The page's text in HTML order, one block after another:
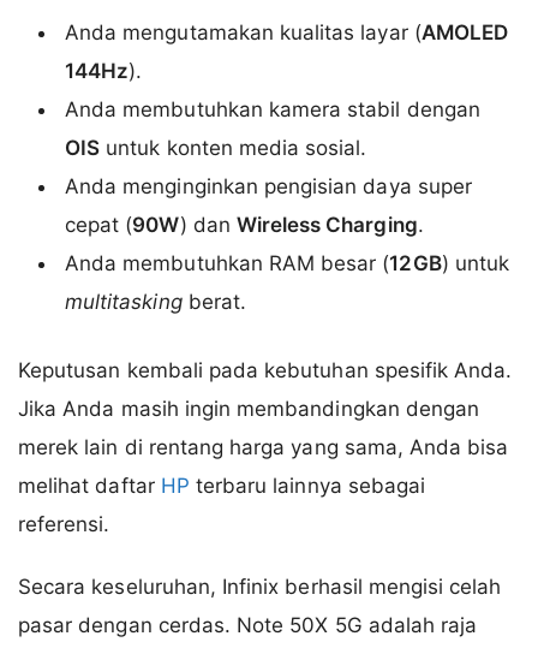
Anda mengutamakan kualitas layar (AMOLED
144Hz).
Anda membutuhkan kamera stabil dengan
OIS untuk konten media sosial.
Anda menginginkan pengisian daya super
cepat (90W) dan Wireless Charging.
Anda membutuhkan RAM besar (12GB) untuk
multitaskingberat.
Keputusan kembali pada kebutuhan spesifik Anda.
Jika Anda masih ingin membandingkan dengan
merek lain di rentang harga yang sama, Anda bisa
melihat daftar HP terbaru lainnya sebagai
referensi.
Secara keseluruhan, Infinix berhasil mengisi celah
pasar dengan cerdas. Note 50X 5G adalah raja